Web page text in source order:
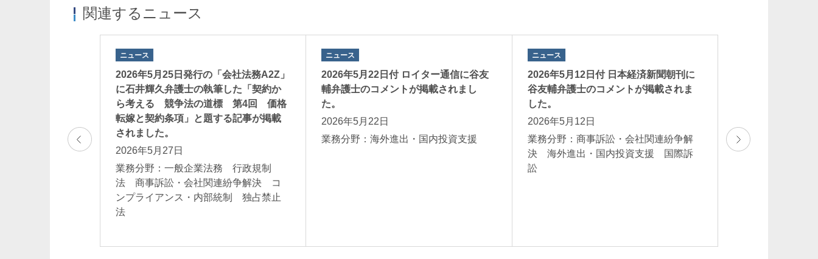
関連するニュース
ニュース
2026年5月25日発行の「会社法務A2Z」
に石井輝久弁護士の執筆した「契約か
ら考える 競争法の道標 第4回 価格
転嫁と契約条項」と題する記事が掲載
されました。
2026年5月27日
業務分野：一般企業法務 行政規制
法 商事訴訟・会社関連紛争解決 コ
ンプライアンス・内部統制 独占禁止
法
ニュース
2026年5月22日付 ロイター通信に谷友
輔弁護士のコメントが掲載されまし
た。
2026年5月22日
業務分野：海外進出・国内投資支援
ニュース
2026年5月12日付 日本経済新聞朝刊に
谷友輔弁護士のコメントが掲載されま
した。
2026年5月12日
業務分野：商事訴訟・会社関連紛争解
決 海外進出・国内投資支援 国際訴
訟
業務分野：海外